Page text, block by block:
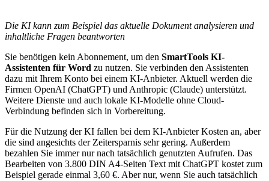
Die KI kann zum Beispiel das aktuelle Dokument analysieren und
inhaltliche Fragen beantworten
Sie benötigen kein Abonnement, um den SmartTools KI-
Assistenten für Word zu nutzen. Sie verbinden den Assistenten
dazu mit Ihrem Konto bei einem KI-Anbieter. Aktuell werden die
Firmen OpenAI (ChatGPT) und Anthropic (Claude) unterstützt.
Weitere Dienste und auch lokale KI-Modelle ohne Cloud-
Verbindung befinden sich in Vorbereitung.
Für die Nutzung der KI fallen bei dem KI-Anbieter Kosten an, aber
die sind angesichts der Zeitersparnis sehr gering. Außerdem
bezahlen Sie immer nur nach tatsächlich genutzten Aufrufen. Das
Bearbeiten von 3.800 DIN A4-Seiten Text mit ChatGPT kostet zum
Beispiel gerade einmal 3,60 €. Aber nur, wenn Sie auch tatsächlich